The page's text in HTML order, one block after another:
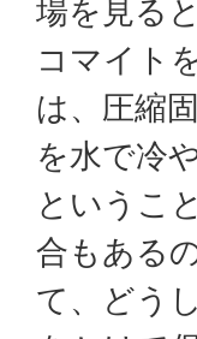
場を見る
コマイト
は、圧縮
を水で冷
というこ
合もある
て、どう